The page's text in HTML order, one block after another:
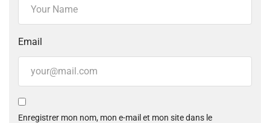
Email
Enregistrer mon nom, mon e-mail et mon site dans le